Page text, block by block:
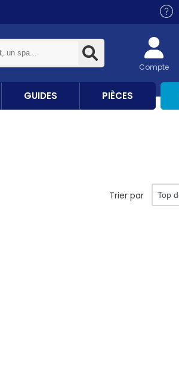
Compte
GUIDES PIÈCES
Trier par